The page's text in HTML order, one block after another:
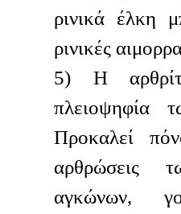
ρινικά έλκη
ρινικές
5) Η
πλειοψηφία
Προκαλεί
αρθρώσεις
αγκώνων,